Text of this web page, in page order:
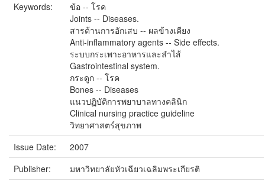
Keywords:
ข้อ -- โรค
Joints -- Diseases.
สารต้านการอักเสบ -- ผลข้างเคียง
Anti-inflammatory agents -- Side effects.
ระบบกระเพาะอาหารและลำไส้
Gastrointestinal system.
กระดูก -- โรค
Bones -- Diseases
แนวปฏิบัติการพยาบาลทางคลินิก
Clinical nursing practice guideline
วิทยาศาสตร์สุขภาพ
Issue Date:
2007
Publisher:
มหาวิทยาลัยหัวเฉียวเฉลิมพระเกียรติ